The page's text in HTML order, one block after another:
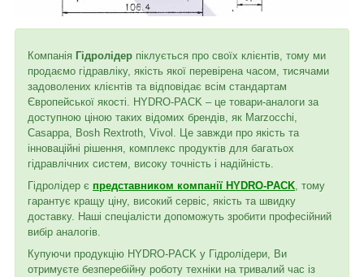
Компанія Гідролідер піклується про своїх клієнтів, тому ми
продаємо гідравліку, якість якої перевірена часом, тисячами
задоволених клієнтів та відповідає всім стандартам
Європейської якості. HYDRO-PACK – це товари-аналоги за
доступною ціною таких відомих брендів, як Marzocchi,
Casappa, Bosh Rextroth, Vivol. Це завжди про якість та
інноваційні рішення, комплекс продуктів для багатьох
гідравлічних систем, високу точність і надійність.
Гідролідер є представником компанії HYDRO-PACK, тому
гарантує кращу ціну, високий сервіс, якість та швидку
доставку. Наші спеціалісти допоможуть зробити професійний
вибір аналогів.
Купуючи продукцію HYDRO-PACK у Гідролідери, Ви
отримуєте безперебійну роботу техніки на тривалий час із